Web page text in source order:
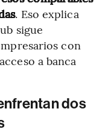
. Eso explica
sigue
con
a banca
dos